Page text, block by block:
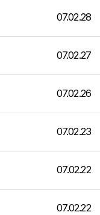
07.02.28
07.02.27
07.02.26
07.02.23
07.02.22
07.02.22